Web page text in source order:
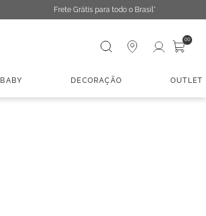
Frete Grátis para todo o Brasil*
Digite sua busca 00
BABY DECORAÇÃO OUTLET